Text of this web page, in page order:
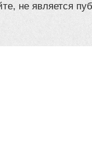
не является